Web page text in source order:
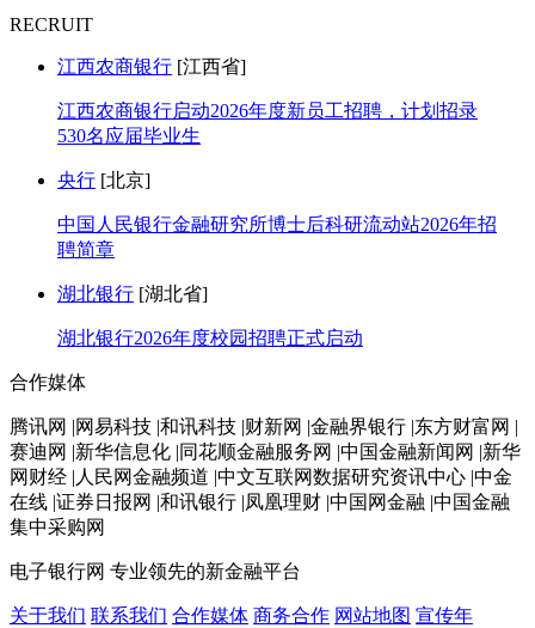
RECRUIT
江西农商银行 [江西省]
江西农商银行启动2026年度新员工招聘，计划招录
530名应届毕业生
央行 [北京]
中国人民银行金融研究所博士后科研流动站2026年招
聘简章
湖北银行 [湖北省]
湖北银行2026年度校园招聘正式启动
合作媒体
腾讯网 |网易科技 |和讯科技 |财新网 |金融界银行 |东方财富网 |
赛迪网 |新华信息化 |同花顺金融服务网 |中国金融新闻网 |新华
网财经 |人民网金融频道 |中文互联网数据研究资讯中心 |中金
在线 |证券日报网 |和讯银行 |凤凰理财 |中国网金融 |中国金融
集中采购网
电子银行网 专业领先的新金融平台
关于我们 联系我们 合作媒体 商务合作 网站地图 宣传年